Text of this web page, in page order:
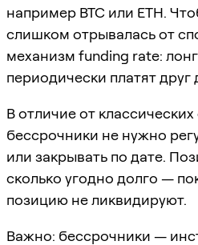
например BTC или ETH.
слишком отрывалась от
механизм funding rate:
периодически платят
В отличие от
бессрочники не нужно
или закрывать по дате.
сколько угодно долго —
позицию не ликвидируют.
Важно: бессрочники —